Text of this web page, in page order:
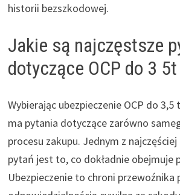
historii bezszkodowej.
Jakie są najczęstsze
dotyczące OCP do 3 5t
Wybierając ubezpieczenie OCP do
ma pytania dotyczące zarówno
procesu zakupu. Jednym z
pytań jest to, co dokładnie obejmuje
Ubezpieczenie to chroni przewoźnika